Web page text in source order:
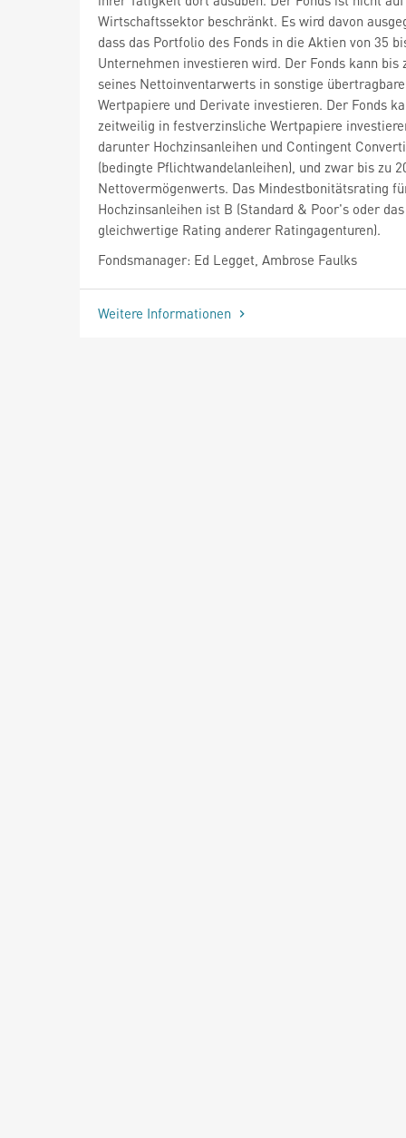
Wirtschaftssektor beschränkt. Es wird davon
dass das Portfolio des Fonds in die Aktien von 35
Unternehmen investieren wird. Der Fonds kann bis
seines Nettoinventarwerts in sonstige übertragbare
Wertpapiere und Derivate investieren. Der Fonds
zeitweilig in festverzinsliche Wertpapiere
darunter Hochzinsanleihen und Contingent
(bedingte Pflichtwandelanleihen), und zwar bis zu
Nettovermögenwerts. Das Mindestbonitätsrating
Hochzinsanleihen ist B (Standard & Poor's oder das
gleichwertige Rating anderer Ratingagenturen).
Fondsmanager: Ed Legget, Ambrose Faulks
Weitere Informationen